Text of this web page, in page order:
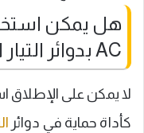
هل يمكن
AC بدوائر التيار المستمر DC؟
كأداة حماية في دوائر